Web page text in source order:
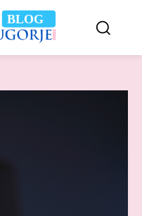
BLOG